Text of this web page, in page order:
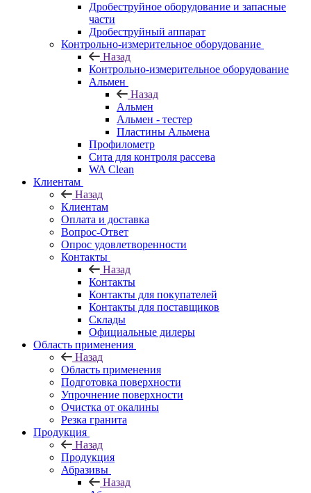
Дробеструйное оборудование и запасные
части
Дробеструйный аппарат
Контрольно-измерительное оборудование
Назад
Контрольно-измерительное оборудование
Альмен
Назад
Альмен
Альмен - тестер
Пластины Альмена
Профилометр
Сита для контроля рассева
WA Clean
Клиентам
Назад
Клиентам
Оплата и доставка
Вопрос-Ответ
Опрос удовлетворенности
Контакты
Назад
Контакты
Контакты для покупателей
Контакты для поставщиков
Склады
Официальные дилеры
Область применения
Назад
Область применения
Подготовка поверхности
Упрочнение поверхности
Очистка от окалины
Резка гранита
Продукция
Назад
Продукция
Абразивы
Назад